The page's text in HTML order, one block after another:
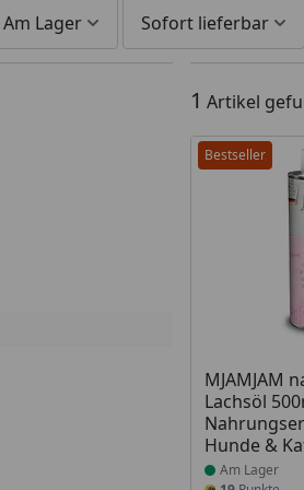
Am Lager Sofort lieferbar
1 Artikel
Bestseller
MJAMJAM
Lachsöl
Hunde &
Produkt
Am Lager